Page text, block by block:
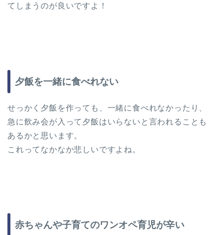
てしまうのが良いですよ！
夕飯を一緒に食べれない
せっかく夕飯を作っても、一緒に食べれなかったり、
急に飲み会が入って夕飯はいらないと言われることも
あるかと思います。
これってなかなか悲しいですよね。
赤ちゃんや子育てのワンオペ育児が辛い